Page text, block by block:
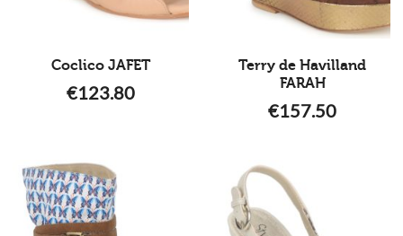
Coclico JAFET
€123.80
Terry de Havilland
FARAH
€157.50